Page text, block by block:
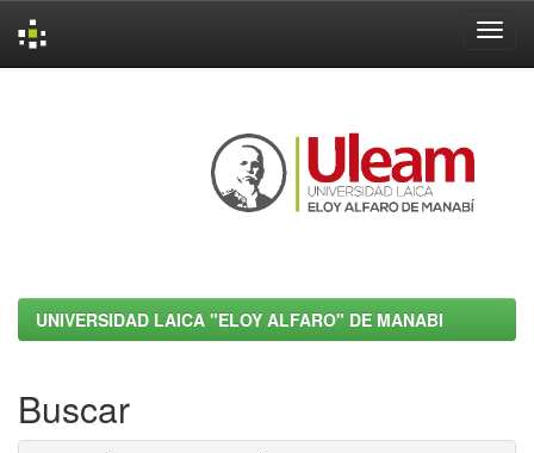
UNIVERSIDAD LAICA "ELOY ALFARO" DE MANABI
Buscar